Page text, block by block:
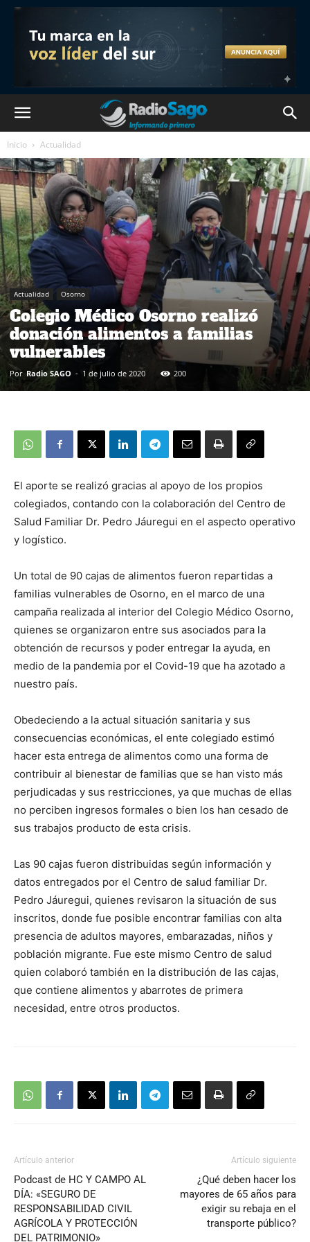
Inicio Actualidad
Actualidad Osorno
Colegio Médico Osorno realizó
donación alimentos a familias
vulnerables
Por Radio SAGO - 1 de julio de 2020 200
El aporte se realizó gracias al apoyo de los propios
colegiados, contando con la colaboración del Centro de
Salud Familiar Dr. Pedro Jáuregui en el aspecto operativo
y logístico.
Un total de 90 cajas de alimentos fueron repartidas a
familias vulnerables de Osorno, en el marco de una
campaña realizada al interior del Colegio Médico Osorno,
quienes se organizaron entre sus asociados para la
obtención de recursos y poder entregar la ayuda, en
medio de la pandemia por el Covid-19 que ha azotado a
nuestro país.
Obedeciendo a la actual situación sanitaria y sus
consecuencias económicas, el ente colegiado estimó
hacer esta entrega de alimentos como una forma de
contribuir al bienestar de familias que se han visto más
perjudicadas y sus restricciones, ya que muchas de ellas
no perciben ingresos formales o bien los han cesado de
sus trabajos producto de esta crisis.
Las 90 cajas fueron distribuidas según información y
datos entregados por el Centro de salud familiar Dr.
Pedro Jáuregui, quienes revisaron la situación de sus
inscritos, donde fue posible encontrar familias con alta
presencia de adultos mayores, embarazadas, niños y
población migrante. Fue este mismo Centro de salud
quien colaboró también en la distribución de las cajas,
que contiene alimentos y abarrotes de primera
necesidad, entre otros productos.
Artículo anterior
Podcast de HC Y CAMPO AL
DÍA: «SEGURO DE
RESPONSABILIDAD CIVIL
AGRÍCOLA Y PROTECCIÓN
DEL PATRIMONIO»
Artículo siguiente
¿Qué deben hacer los
mayores de 65 años para
exigir su rebaja en el
transporte público?